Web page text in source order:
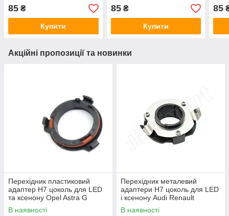
85 ₴
Купити
85₴
Купити
85
Акційні пропозиції та новинки
Перехідник пластиковий
адаптер H7 цоколь для LED
та ксенону Opel Astra G
(150012)
В наявності
Перехідник металевий
адаптери H7 цоколь для LED
і ксенону Audi Renault
(150034)
В наявності